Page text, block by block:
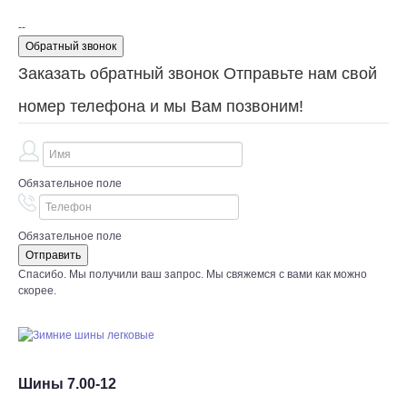
--
Обратный звонок
Заказать обратный звонок Отправьте нам свой
номер телефона и мы Вам позвоним!
Обязательное поле
Обязательное поле
Спасибо. Мы получили ваш запрос. Мы свяжемся с вами как можно
скорее.
Шины 7.00-12